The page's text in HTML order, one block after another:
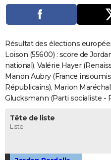
COPAINS D'AVANT
AVIS DE DÉCÈS
FORUM
Bricolage
Lifestyle
Culture
Sport
Auto
Television
Voyage
Cinema
Résultat des élections
Loison (55600) : score de
national), Valérie Hayer
Manon Aubry (France
Républicains), Marion
Glucksmann (Parti socialiste -
Tête de liste
Liste